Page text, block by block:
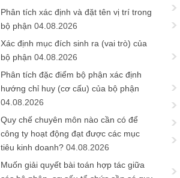
Phân tích xác định và đặt tên vị trí trong
bộ phận 04.08.2026
Xác định mục đích sinh ra (vai trò) của
bộ phận 04.08.2026
Phân tích đặc điểm bộ phận xác định
hướng chỉ huy (cơ cấu) của bộ phận
04.08.2026
Quy chế chuyên môn nào cần có để
công ty hoạt động đạt được các mục
tiêu kinh doanh? 04.08.2026
Muốn giải quyết bài toán hợp tác giữa